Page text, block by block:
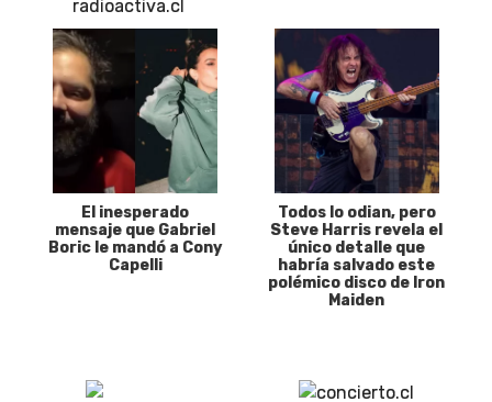
El inesperado
mensaje que Gabriel
Boric le mandó a Cony
Capelli
Todos lo odian, pero
Steve Harris revela el
único detalle que
habría salvado este
polémico disco de Iron
Maiden